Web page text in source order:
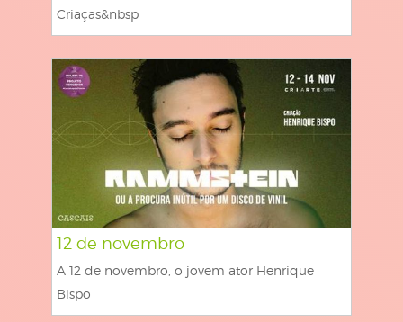
Criaças&nbsp
12 de novembro
A 12 de novembro, o jovem ator Henrique
Bispo